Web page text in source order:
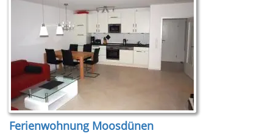
Ferienwohnung Moosdünen